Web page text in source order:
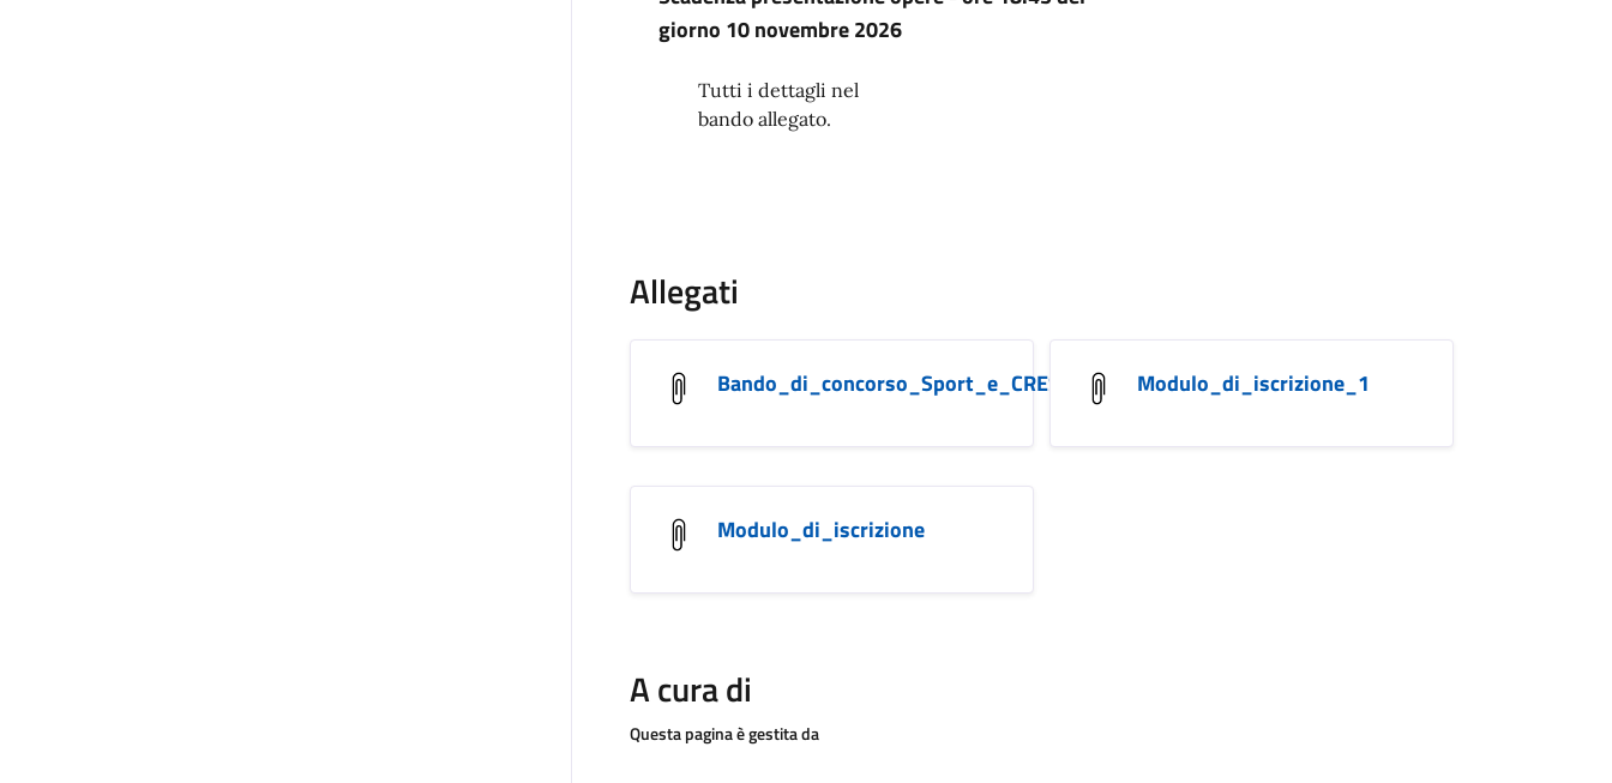
giorno 10 novembre 2026
Tutti i dettagli nel
bando allegato.
Allegati
Bando_di_concorso_Sport_e_CRESCITA_GIOVANILE_vide
Modulo_di_iscrizione_1
Modulo_di_iscrizione
A cura di
Questa pagina è gestita da